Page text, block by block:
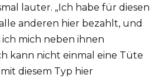
lauter. „Ich habe für diesen
anderen hier bezahlt, und
ich mich neben ihnen
kann nicht einmal eine Tüte
diesem Typ hier